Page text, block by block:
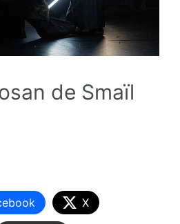
de Smaïl
X